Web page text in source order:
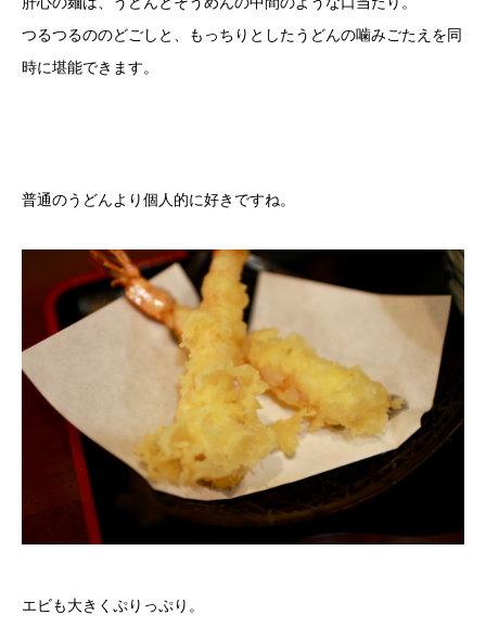
つるつるののどごしと、もっちりとしたうどんの噛みごたえを同
時に堪能できます。
普通のうどんより個人的に好きですね。
エビも大きくぷりっぷり。